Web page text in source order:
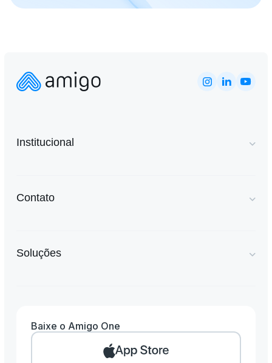
Institucional
Contato
Soluções
Baixe o Amigo One